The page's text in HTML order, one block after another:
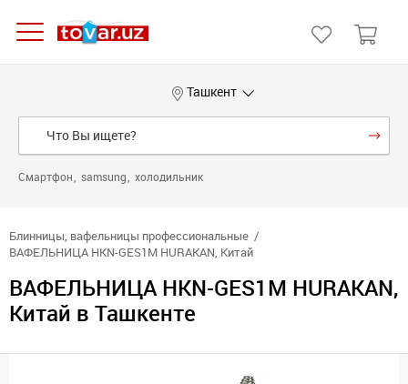
Ташкент
Смартфон samsung холодильник
Блинницы, вафельницы профессиональные
ВАФЕЛЬНИЦА HKN-GES1M HURAKAN, Китай
ВАФЕЛЬНИЦА HKN-GES1M HURAKAN,
Китай в Ташкенте